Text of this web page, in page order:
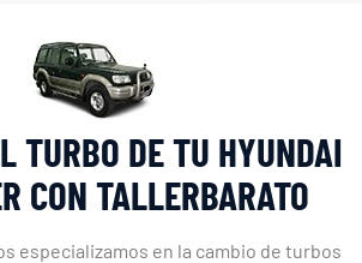
TURBO DE TU HYUNDAI
CON TALLERBARATO
especializamos en la cambio de turbos